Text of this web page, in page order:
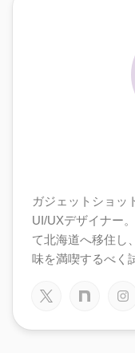
ガジェットショッ
UI/UXデザイナー
て北海道へ移住し
味を満喫するべく